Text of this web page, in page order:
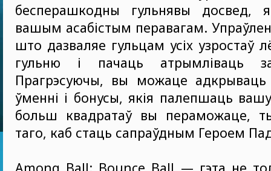
бесперашкодны гульнявы досвед,
вашым асабістым перавагам.
што дазваляе гульцам усіх узростаў
гульню і пачаць атрымліваць
Прагрэсуючы, вы можаце адкрываць
ўменні і бонусы, якія палепшаць
больш квадратаў вы пераможаце,
таго, каб стаць сапраўдным Героем